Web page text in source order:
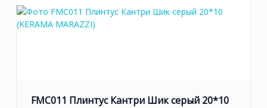
FMC011 Плинтус Кантри Шик серый 20*10